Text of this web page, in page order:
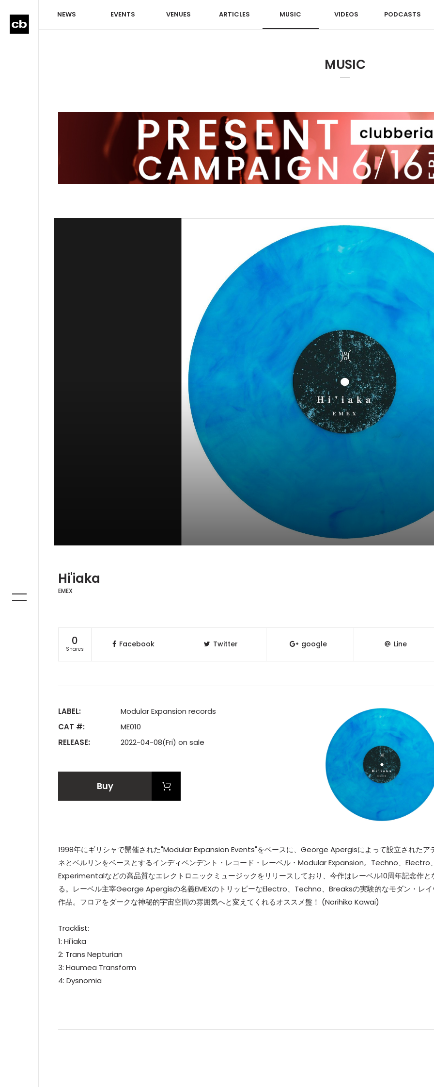
NEWS EVENTS VENUES ARTICLES MUSIC VIDEOS PODCASTS
MUSIC
Hi'iaka
EMEX
0
Shares
Facebook Twitter google Line
LABEL:
Modular Expansion records
CAT #:
ME010
RELEASE:
2022-04-08(Fri) on sale
Buy
1998年にギリシャで開催された"Modular Expansion Events"をベースに、George Apergisによって設立されたア
ネとベルリンをベースとするインディペンデント・レコード・レーベル・Modular Expansion。Techno、Electro
Experimentalなどの高品質なエレクトロニックミュージックをリリースしており、今作はレーベル10周年記念作と
る。レーベル主宰George Apergisの名義EMEXのトリッピーなElectro、Techno、Breaksの実験的なモダン・レ
作品。フロアをダークな神秘的宇宙空間の雰囲気へと変えてくれるオススメ盤！ (Norihiko Kawai)
Tracklist:
1: Hi'iaka
2: Trans Nepturian
3: Haumea Transform
4: Dysnomia